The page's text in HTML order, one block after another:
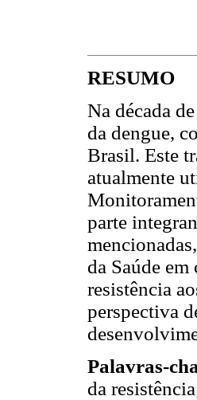
RESUMO
Na década
da dengue,
Brasil. Este
atualmente
parte
da Saúde
resistência
perspectiva
Palavras-
da